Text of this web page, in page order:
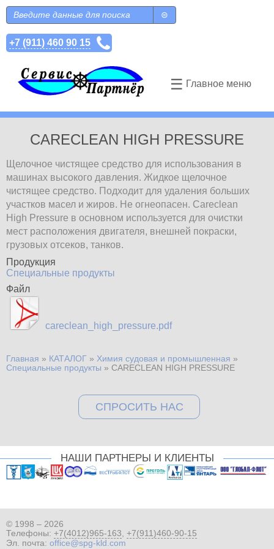
Перейти к основному содержанию
Форма поиска
Поиск
+7 (911) 460 90 15
☰ Главное меню
CARECLEAN HIGH PRESSURE
Щелочное чистящее средство для использования в
машинах высокого давления. Жидкое щелочное
чистящее средство. Подходит для удаления больших
участков масел и жиров. Не огнеопасен. Careclean
High Pressure в основном используется для очистки
мест расположения двигателя, внешней покраски,
грузовых отсеков, танков.
Продукция
Специальные продукты
Файл
careclean_high_pressure.pdf
Вы здесь
Главная » КАТАЛОГ » Химия судовая и промышленная »
Специальные продукты » CARECLEAN HIGH PRESSURE
СПРОСИТЬ НАС
НАШИ ПАРТНЕРЫ И КЛИЕНТЫ
© 1998 – 2026
Телефоны: +7(4012)965-163 +7(911)460-90-15
Эл. почта: office@spg-kld.com